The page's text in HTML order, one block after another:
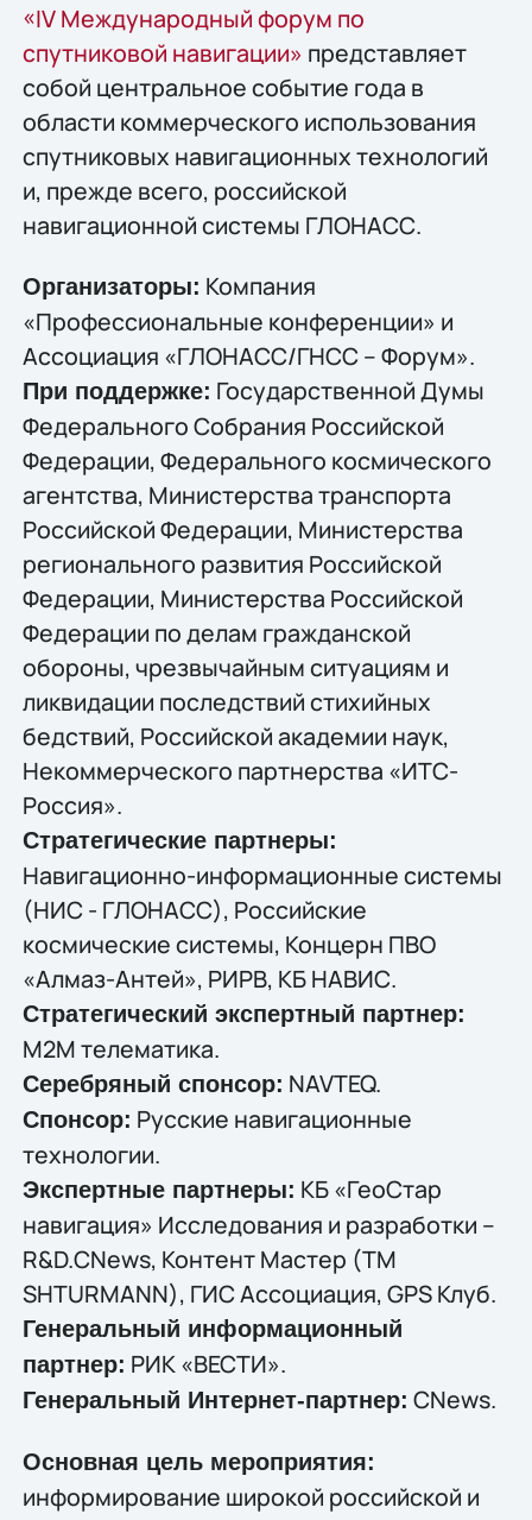
«IV Международный форум по
спутниковой навигации» представляет
собой центральное событие года в
области коммерческого использования
спутниковых навигационных технологий
и, прежде всего, российской
навигационной системы ГЛОНАСС.
Организаторы: Компания
«Профессиональные конференции» и
Ассоциация «ГЛОНАСС/ГНCС – Форум».
При поддержке: Государственной Думы
Федерального Собрания Российской
Федерации, Федерального космического
агентства, Министерства транспорта
Российской Федерации, Министерства
регионального развития Российской
Федерации, Министерства Российской
Федерации по делам гражданской
обороны, чрезвычайным ситуациям и
ликвидации последствий стихийных
бедствий, Российской академии наук,
Некоммерческого партнерства «ИТС-
Россия».
Стратегические партнеры:
Навигационно-информационные системы
(НИС - ГЛОНАСС), Российские
космические системы, Концерн ПВО
«Алмаз-Антей», РИРВ, КБ НАВИС.
Стратегический экспертный партнер:
M2M телематика.
Серебряный спонсор: NAVTEQ.
Спонсор: Русские навигационные
технологии.
Экспертные партнеры: КБ «ГеоСтар
навигация» Исследования и разработки –
R&D.CNews, Контент Мастер (ТМ
SHTURMANN), ГИС Ассоциация, GPS Клуб.
Генеральный информационный
партнер: РИК «ВЕСТИ».
Генеральный Интернет-партнер: CNews.
Основная цель мероприятия:
информирование широкой российской и